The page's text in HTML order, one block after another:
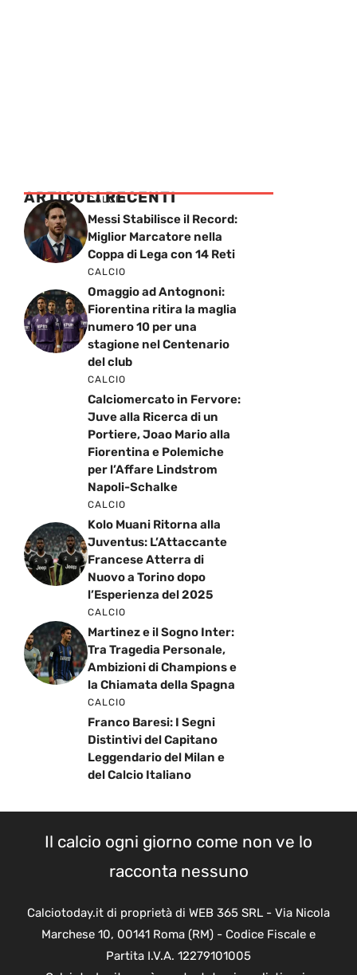
ARTICOLI RECENTI
CALCIO
Messi Stabilisce il Record:
Miglior Marcatore nella
Coppa di Lega con 14 Reti
CALCIO
Omaggio ad Antognoni:
Fiorentina ritira la maglia
numero 10 per una
stagione nel Centenario
del club
CALCIO
Calciomercato in Fervore:
Juve alla Ricerca di un
Portiere, Joao Mario alla
Fiorentina e Polemiche
per l’Affare Lindstrom
Napoli-Schalke
CALCIO
Kolo Muani Ritorna alla
Juventus: L’Attaccante
Francese Atterra di
Nuovo a Torino dopo
l’Esperienza del 2025
CALCIO
Martinez e il Sogno Inter:
Tra Tragedia Personale,
Ambizioni di Champions e
la Chiamata della Spagna
CALCIO
Franco Baresi: I Segni
Distintivi del Capitano
Leggendario del Milan e
del Calcio Italiano
Il calcio ogni giorno come non ve lo
racconta nessuno
Calciotoday.it di proprietà di WEB 365 SRL - Via Nicola
Marchese 10, 00141 Roma (RM) - Codice Fiscale e
Partita I.V.A. 12279101005